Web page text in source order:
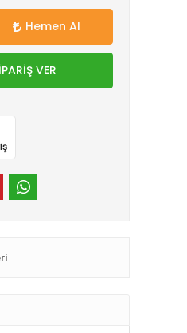
Hemen Al
VER